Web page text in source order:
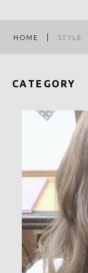
HOME STYLE
CATEGORY